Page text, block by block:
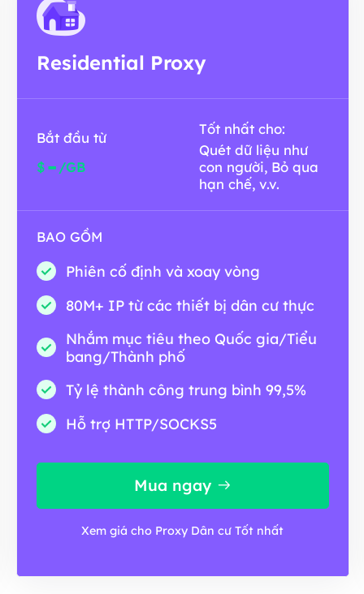
Residential Proxy
Bắt đầu từ
$- /GB
Tốt nhất cho:
Quét dữ liệu như
con người, Bỏ qua
hạn chế, v.v.
BAO GỒM
Phiên cố định và xoay vòng
80M+ IP từ các thiết bị dân cư thực
Nhắm mục tiêu theo Quốc gia/Tiểu
bang/Thành phố
Tỷ lệ thành công trung bình 99,5%
Hỗ trợ HTTP/SOCKS5
Mua ngay
Xem giá cho Proxy Dân cư Tốt nhất